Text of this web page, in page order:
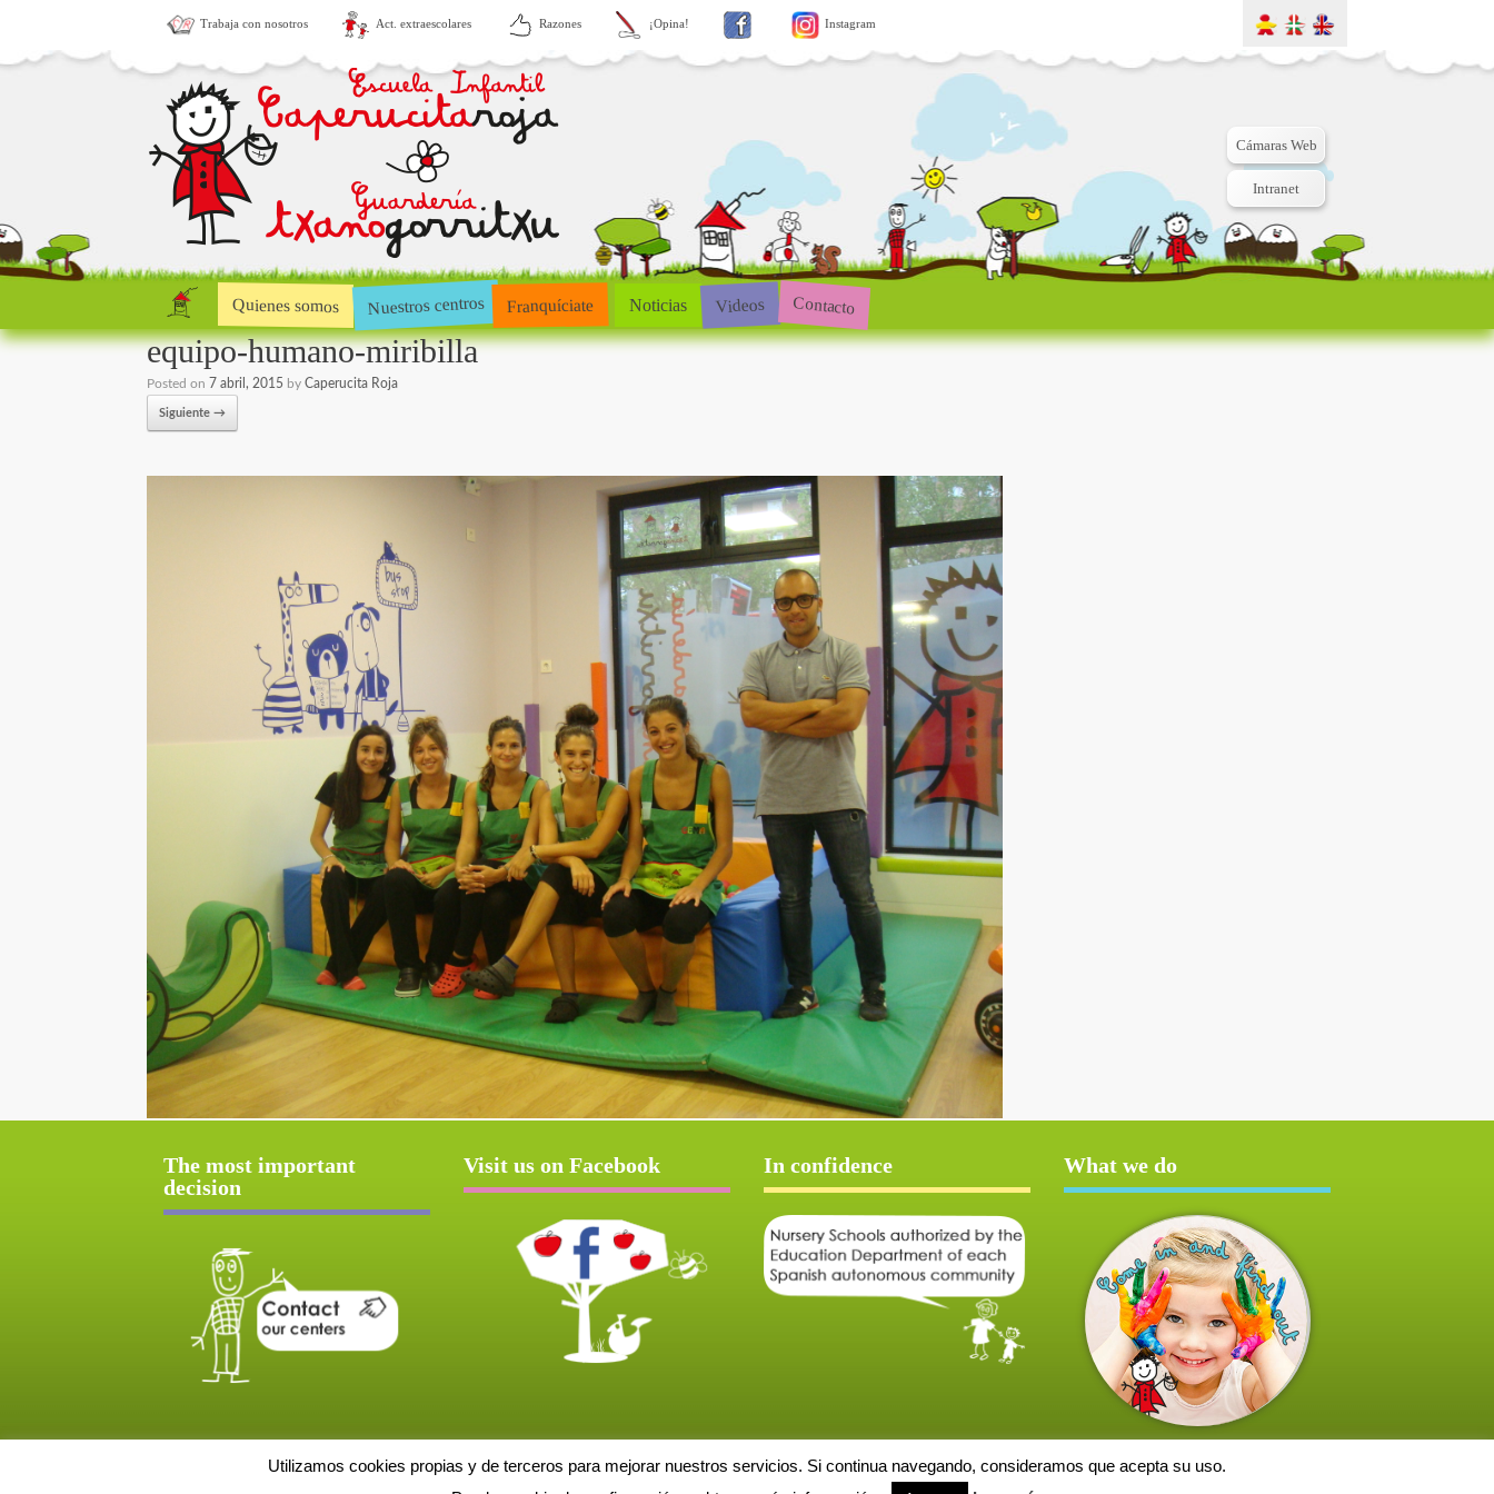
Trabaja con nosotros Act. extraescolares Razones ¡Opina! Instagram
Cámaras Web
Intranet
Quienes somos Nuestros centros Franquíciate Noticias Videos Contacto
equipo-humano-miribilla
Posted on 7 abril, 2015 by Caperucita Roja
Siguiente →
The most important
decision
Visit us on Facebook In confidence What we do
Utilizamos cookies propias y de terceros para mejorar nuestros servicios. Si continua navegando, consideramos que acepta su uso.
Aviso Legal Política de cookies Protección de datos Solicitud de baja